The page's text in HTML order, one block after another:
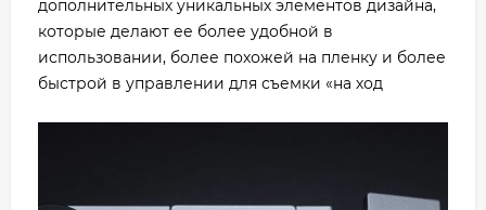
дополнительных уникальных элементов дизайна,
которые делают ее более удобной в
использовании, более похожей на пленку и более
быстрой в управлении для съемки «на ход